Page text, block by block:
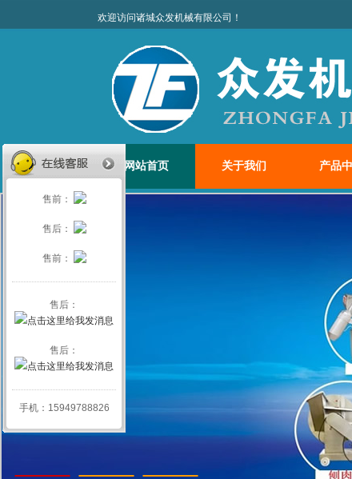
售前：
售后：
售前：
售后：
售后：
手机：15949788826
欢迎访问诸城众发机
网站首页 关于我们 产品